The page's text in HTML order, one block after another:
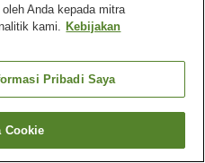
Pemandian besar
Kota Koya Saizen-in
Anda kepada mitra
kami. Kebijakan
Pribadi Saya
Cookie